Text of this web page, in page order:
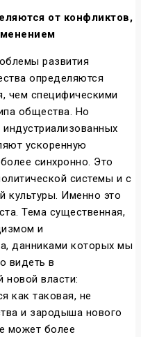
от конфликтов,
развития
определяются
чем специфическими
общества. Но
ускоренную
синхронно. Это
системы и с
культуры. Именно это
Тема существенная,
и
данниками которых мы
видеть в
новой власти:
как таковая, не
и зародыша нового
может более